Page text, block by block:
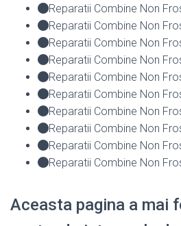
Reparatii Combine Non
Reparatii Combine Non
Reparatii Combine Non
Reparatii Combine Non
Reparatii Combine Non
Reparatii Combine Non
Reparatii Combine Non
Reparatii Combine Non
Reparatii Combine Non
Reparatii Combine Non
Aceasta pagina a mai